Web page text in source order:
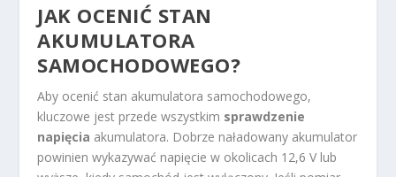
JAK OCENIĆ STAN
AKUMULATORA
SAMOCHODOWEGO?
Aby ocenić stan akumulatora samochodowego,
kluczowe jest przede wszystkim sprawdzenie
napięcia akumulatora. Dobrze naładowany akumulator
powinien wykazywać napięcie w okolicach 12,6 V lub